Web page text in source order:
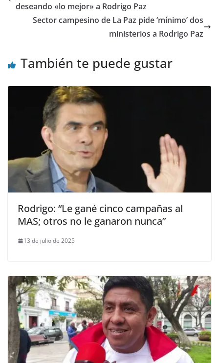
deseando «lo mejor» a Rodrigo Paz
Sector campesino de La Paz pide ‘mínimo’ dos
ministerios a Rodrigo Paz
También te puede gustar
Rodrigo: “Le gané cinco campañas al
MAS; otros no le ganaron nunca”
13 de julio de 2025